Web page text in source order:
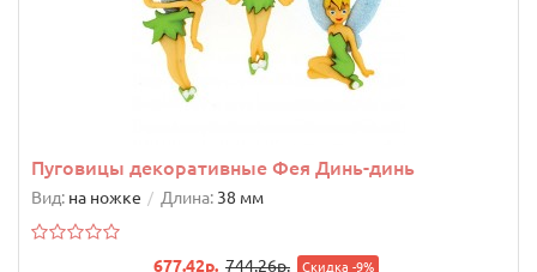
Пуговицы декоративные Фея Динь-динь
Вид: на ножке Длина: 38 мм
677.42р. 744.26р. Скидка -9%